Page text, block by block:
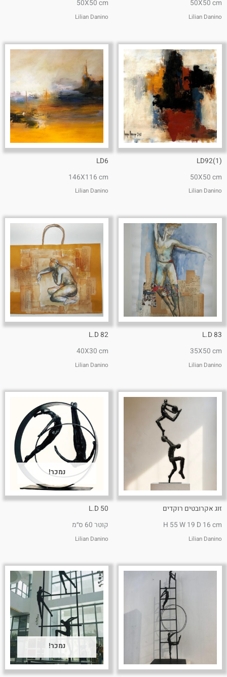
50X50 cm
Lilian Danino
50X50 cm
Lilian Danino
LD92(1)
50X50 cm
Lilian Danino
LD6
146X116 cm
Lilian Danino
L.D 83
35X50 cm
Lilian Danino
L.D 82
40X30 cm
Lilian Danino
זוג אקרובטים רוקדים
H 55 W 19 D 16 cm
Lilian Danino
נמכר!
L.D 50
קוטר 60 ס״מ
Lilian Danino
נמכר!